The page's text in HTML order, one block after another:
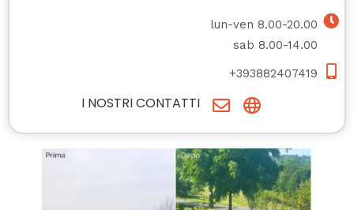
lun-ven 8.00-20.00
sab 8.00-14.00
+393882407419
I NOSTRI CONTATTI